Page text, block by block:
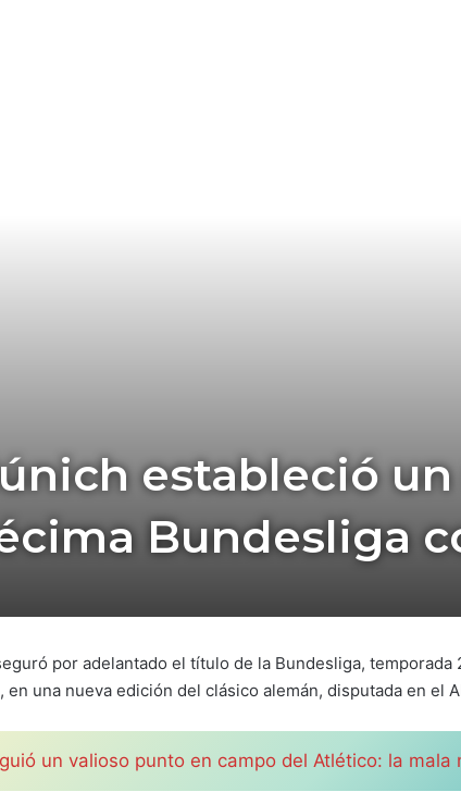
estableció
Bundesliga
por adelantado el título de la Bundesliga,
en una nueva edición del clásico alemán, disputada en el
un valioso punto en campo del Atlético: la